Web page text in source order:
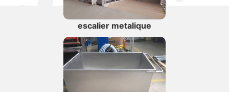
escalier metalique